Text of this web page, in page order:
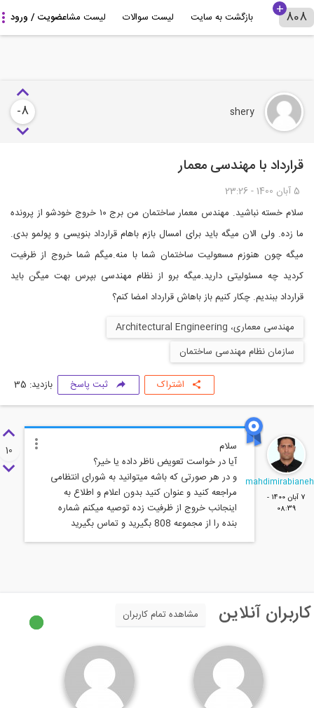
بازگشت به سایت لیست سوالات لیست مشاوران درباره 808+
shery
-8
قرارداد با مهندسی معمار
5 آبان 1400 - 23:26
سلام خسته نباشید. مهندس معمار ساختمان من برج ۱۰ خروج خودشو از پرونده
ما زده. ولی الان میگه باید برای امسال بازم باهام قرارداد بنویسی و پولمو بدی.
میگه چون هنوزم مسعولیت ساختمان شما با منه.میگم شما خروج از ظرفیت
کردید چه مسئولیتی دارید.میگه برو از نظام مهندسی بپرس بهت میگن باید
قرارداد ببندیم. چکار کنیم باز باهاش قرارداد امضا کنم؟
مهندسی معماری، Architectural Engineering
سازمان نظام مهندسی ساختمان
اشتراک ثبت پاسخ بازدید: 35
و در هر صورتی که باشه میتوانید به شورای انتظامی
مراجعه کنید و عنوان کنید بدون اعلام و اطلاع به
اینجانب خروج از ظرفیت زده توصیه میکنم شماره
بنده را از مجموعه 808 بگیرید و تماس بگیرید
10
7 آبان 1400 -
08:39
کاربران آنلاین مشاهده تمام کاربران